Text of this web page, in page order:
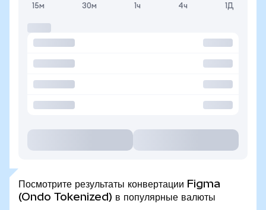
15м 30м 1ч 4ч 1Д
Посмотрите результаты конвертации Figma
(Ondo Tokenized) в популярные валюты